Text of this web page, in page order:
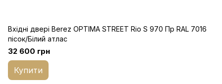
Вхідні двері Berez OPTIMA STREET Rio S 970 Пр RAL 7016
пісок/Білий атлас
32 600 грн
Купити